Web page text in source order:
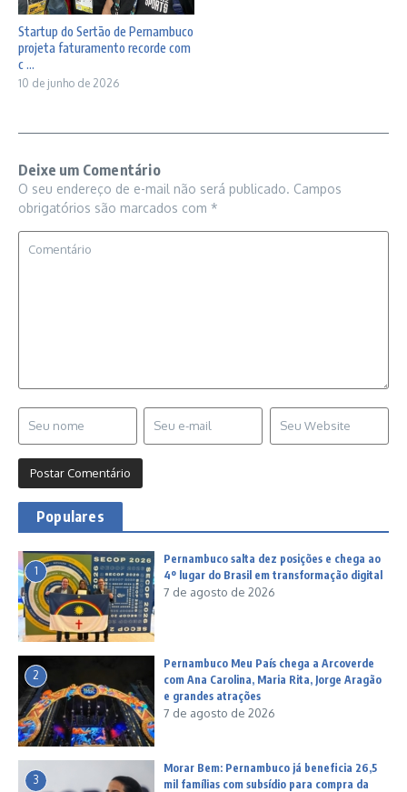
Startup do Sertão de Pernambuco
projeta faturamento recorde com
c ...
10 de junho de 2026
Deixe um Comentário
O seu endereço de e-mail não será publicado. Campos
obrigatórios são marcados com *
Populares
1
Pernambuco salta dez posições e chega ao
4º lugar do Brasil em transformação digital
7 de agosto de 2026
2
Pernambuco Meu País chega a Arcoverde
com Ana Carolina, Maria Rita, Jorge Aragão
e grandes atrações
7 de agosto de 2026
3
Morar Bem: Pernambuco já beneficia 26,5
mil famílias com subsídio para compra da